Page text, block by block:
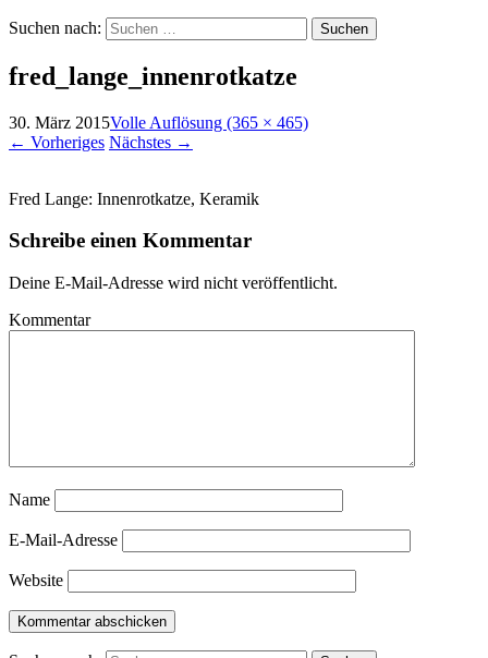
Suchen nach:
fred_lange_innenrotkatze
30. März 2015Volle Auflösung (365 × 465)
← Vorheriges Nächstes →
Fred Lange: Innenrotkatze, Keramik
Schreibe einen Kommentar
Deine E-Mail-Adresse wird nicht veröffentlicht.
Kommentar
Name
E-Mail-Adresse
Website